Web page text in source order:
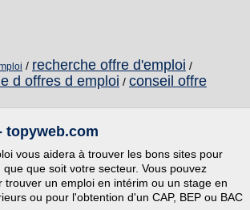
/ recherche offre d'emploi /
d offres d emploi / conseil offre
topyweb.com
vous aidera à trouver les bons sites pour
que soit votre secteur. Vous pouvez
un emploi en intérim ou un stage en
ou pour l'obtention d'un CAP, BEP ou BAC